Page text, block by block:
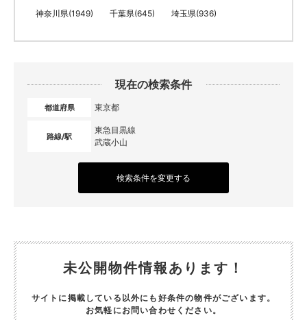
神奈川県(1949) 千葉県(645) 埼玉県(936)
現在の検索条件
都道府県 東京都
路線/駅
東急目黒線
武蔵小山
検索条件を変更する
未公開物件情報あります！
サイトに掲載している以外にも好条件の物件がございます。
お気軽にお問い合わせください。